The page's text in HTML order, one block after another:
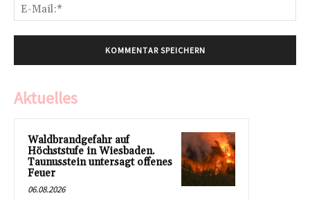
Aktuelles
Waldbrandgefahr auf
Höchststufe in Wiesbaden.
Taunusstein untersagt offenes
Feuer
06.08.2026